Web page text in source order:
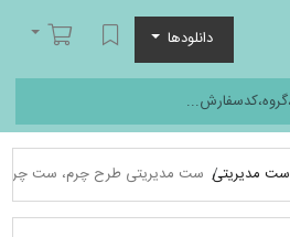
دانلودها
لیست مورد علاقه
سبد خرید
ست مدیریتی ست مدیریتی طرح چرم، ست